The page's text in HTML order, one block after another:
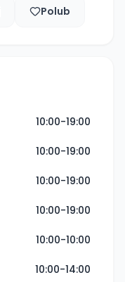
Polub
10:00-19:00
10:00-19:00
10:00-19:00
10:00-19:00
10:00-10:00
10:00-14:00